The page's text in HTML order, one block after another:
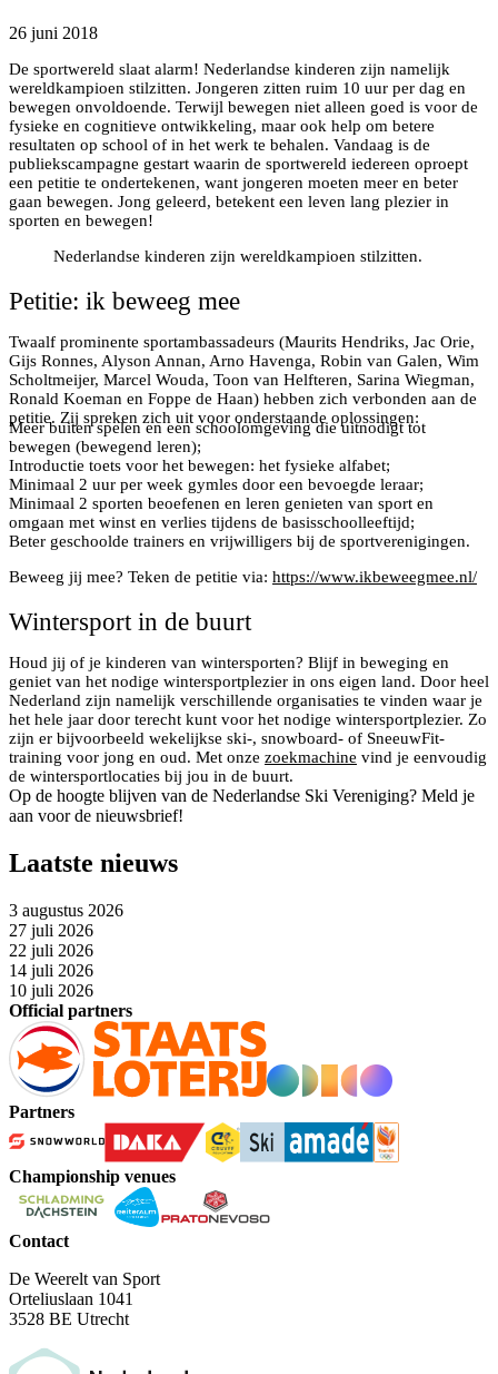
26 juni 2018
De sportwereld slaat alarm! Nederlandse kinderen zijn namelijk
wereldkampioen stilzitten. Jongeren zitten ruim 10 uur per dag en
bewegen onvoldoende. Terwijl bewegen niet alleen goed is voor de
fysieke en cognitieve ontwikkeling, maar ook help om betere
resultaten op school of in het werk te behalen. Vandaag is de
publiekscampagne gestart waarin de sportwereld iedereen oproept
een petitie te ondertekenen, want jongeren moeten meer en beter
gaan bewegen. Jong geleerd, betekent een leven lang plezier in
sporten en bewegen!
Nederlandse kinderen zijn wereldkampioen stilzitten.
Petitie: ik beweeg mee
Twaalf prominente sportambassadeurs (Maurits Hendriks, Jac Orie,
Gijs Ronnes, Alyson Annan, Arno Havenga, Robin van Galen, Wim
Scholtmeijer, Marcel Wouda, Toon van Helfteren, Sarina Wiegman,
Ronald Koeman en Foppe de Haan) hebben zich verbonden aan de
petitie. Zij spreken zich uit voor onderstaande oplossingen:
Meer buiten spelen en een schoolomgeving die uitnodigt tot
bewegen (bewegend leren);
Introductie toets voor het bewegen: het fysieke alfabet;
Minimaal 2 uur per week gymles door een bevoegde leraar;
Minimaal 2 sporten beoefenen en leren genieten van sport en
omgaan met winst en verlies tijdens de basisschoolleeftijd;
Beter geschoolde trainers en vrijwilligers bij de sportverenigingen.
Beweeg jij mee? Teken de petitie via: https://www.ikbeweegmee.nl/
Wintersport in de buurt
Houd jij of je kinderen van wintersporten? Blijf in beweging en
geniet van het nodige wintersportplezier in ons eigen land. Door heel
Nederland zijn namelijk verschillende organisaties te vinden waar je
het hele jaar door terecht kunt voor het nodige wintersportplezier. Zo
zijn er bijvoorbeeld wekelijkse ski-, snowboard- of SneeuwFit-
training voor jong en oud. Met onze zoekmachine vind je eenvoudig
de wintersportlocaties bij jou in de buurt.
Op de hoogte blijven van de Nederlandse Ski Vereniging? Meld je
aan voor de nieuwsbrief!
Laatste nieuws
3 augustus 2026
27 juli 2026
22 juli 2026
14 juli 2026
10 juli 2026
Official partners
Partners
Championship venues
Contact
De Weerelt van Sport
Orteliuslaan 1041
3528 BE Utrecht